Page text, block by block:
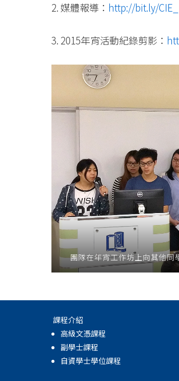
2. 媒體報導： http://bit.ly/
3. 2015年宵活動紀錄剪影：
團隊在年宵工作坊上向其他同
課程介紹
高級文憑課程
副學士課程
自資學士學位課程